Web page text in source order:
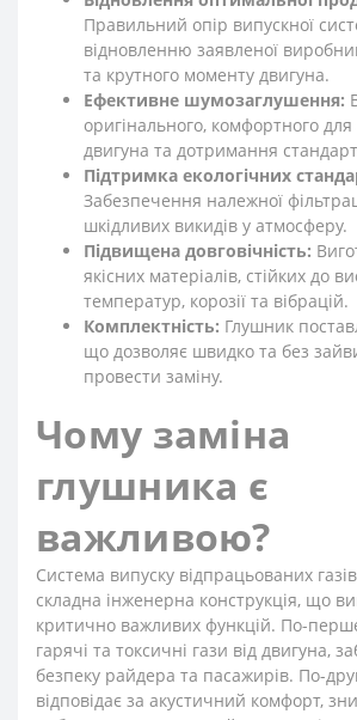
Правильний опір випускної
відновленню заявленої
та крутного моменту двигуна.
Ефективне шумозаглушення:
оригінального, комфортного для
двигуна та дотримання
Підтримка екологічних
Забезпечення належної
шкідливих викидів у атмосферу.
Підвищена довговічність:
якісних матеріалів, стійких до
температур, корозії та вібрацій.
Комплектність: Глушник
що дозволяє швидко та без
провести заміну.
Чому заміна
глушника є
важливою?
Система випуску відпрацьованих
складна інженерна конструкція, що
критично важливих функцій. По-
гарячі та токсичні гази від двигуна,
безпеку райдера та пасажирів. По-
відповідає за акустичний комфорт,